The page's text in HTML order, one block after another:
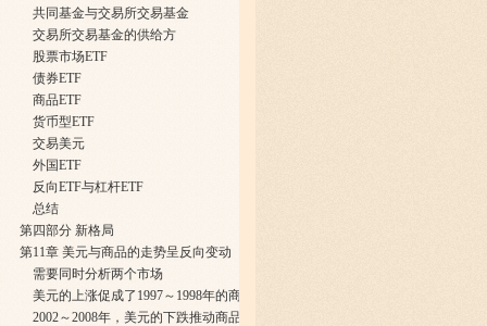
共同基金与交易所交易基金
交易所交易基金的供给方
股票市场ETF
债券ETF
商品ETF
货币型ETF
交易美元
外国ETF
反向ETF与杠杆ETF
总结
第四部分 新格局
第11章 美元与商品的走势呈反向变动
需要同时分析两个市场
美元的上涨促成了1997～1998年的商品价格崩盘
2002～2008年，美元的下跌推动商品价格上涨